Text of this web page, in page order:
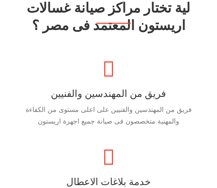
لية تختار مراكز صيانة غسالات
اريستون المعتمد فى مصر ؟
فريق من المهندسين والفنيين
فريق من المهندسين والفنيين على اعلى مستوى من الكفاءة
والمهنية متخصصون فى صيانة جميع اجهزة اريستون
خدمة بلاغات الاعطال